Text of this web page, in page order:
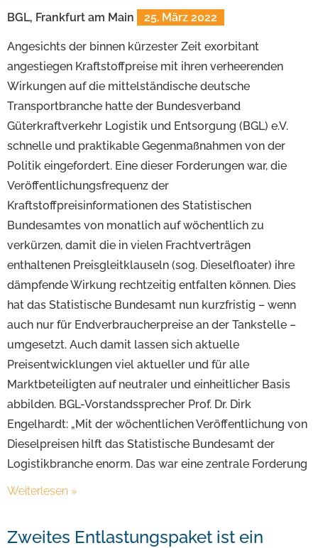
BGL, Frankfurt am Main 25. März 2022
Angesichts der binnen kürzester Zeit exorbitant
angestiegen Kraftstoffpreise mit ihren verheerenden
Wirkungen auf die mittelständische deutsche
Transportbranche hatte der Bundesverband
Güterkraftverkehr Logistik und Entsorgung (BGL) e.V.
schnelle und praktikable Gegenmaßnahmen von der
Politik eingefordert. Eine dieser Forderungen war, die
Veröffentlichungsfrequenz der
Kraftstoffpreisinformationen des Statistischen
Bundesamtes von monatlich auf wöchentlich zu
verkürzen, damit die in vielen Frachtverträgen
enthaltenen Preisgleitklauseln (sog. Dieselfloater) ihre
dämpfende Wirkung rechtzeitig entfalten können. Dies
hat das Statistische Bundesamt nun kurzfristig – wenn
auch nur für Endverbraucherpreise an der Tankstelle –
umgesetzt. Auch damit lassen sich aktuelle
Preisentwicklungen viel aktueller und für alle
Marktbeteiligten auf neutraler und einheitlicher Basis
abbilden. BGL-Vorstandssprecher Prof. Dr. Dirk
Engelhardt: „Mit der wöchentlichen Veröffentlichung von
Dieselpreisen hilft das Statistische Bundesamt der
Logistikbranche enorm. Das war eine zentrale Forderung
Weiterlesen »
Zweites Entlastungspaket ist ein